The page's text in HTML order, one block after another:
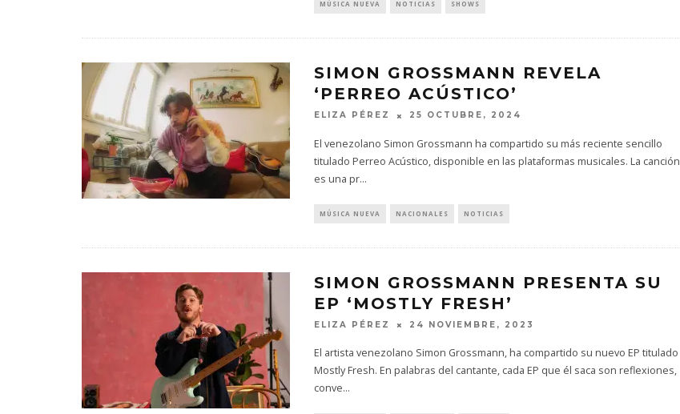
MÚSICA NUEVA NOTICIAS SHOWS
SIMON GROSSMANN REVELA
‘PERREO ACÚSTICO’
ELIZA PÉREZ 25 OCTUBRE, 2024
El venezolano Simon Grossmann ha compartido su más reciente sencillo
titulado Perreo Acústico, disponible en las plataformas musicales. La canción
es una pr...
MÚSICA NUEVA NACIONALES NOTICIAS
SIMON GROSSMANN PRESENTA SU
EP ‘MOSTLY FRESH’
ELIZA PÉREZ 24 NOVIEMBRE, 2023
El artista venezolano Simon Grossmann, ha compartido su nuevo EP titulado
Mostly Fresh. En palabras del cantante, cada EP que él saca son reflexiones,
conve...